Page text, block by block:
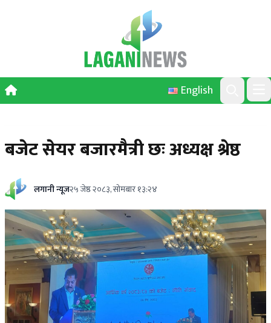
English
Search
बजेट सेयर बजारमैत्री छः अध्यक्ष श्रेष्ठ
लगानी न्यूज२५ जेष्ठ २०८३, सोमबार १३:२४